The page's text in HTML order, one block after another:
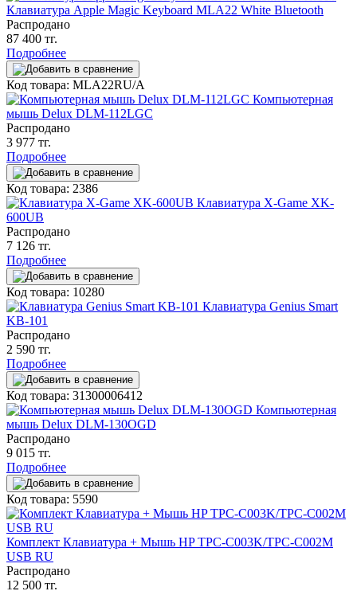
Клавиатура Apple Magic Keyboard MLA22 White Bluetooth
Распродано
87 400 тг.
Подробнее
Код товара: MLA22RU/A
Компьютерная
мышь Delux DLM-112LGC
Распродано
3 977 тг.
Подробнее
Код товара: 2386
Клавиатура X-Game XK-
600UB
Распродано
7 126 тг.
Подробнее
Код товара: 10280
Клавиатура Genius Smart
KB-101
Распродано
2 590 тг.
Подробнее
Код товара: 31300006412
Компьютерная
мышь Delux DLM-130OGD
Распродано
9 015 тг.
Подробнее
Код товара: 5590
Комплект Клавиатура + Мышь HP TPC-C003K/TPC-C002M
USB RU
Распродано
12 500 тг.